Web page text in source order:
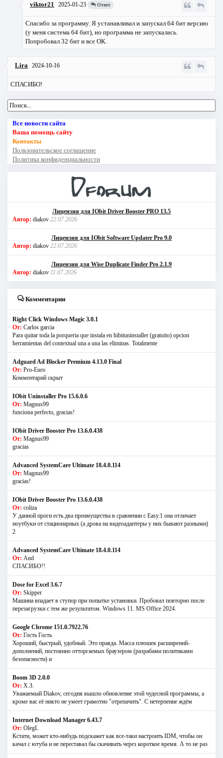
viktor21 2025-01-23 Ответ
Спасибо за программу. Я устанавливал и запускал 64 бит версию
(у меня система 64 бит), но программа не запускалась.
Попробовал 32 бит и все ОК.
Lira 2024-10-16
СПАСИБО!
Все новости сайта
Ваша помощь сайту
Контакты
Пользовательское соглашение
Политика конфиденциальности
Лицензия для IObit Driver Booster PRO 13.5
Автор: diakov 22.07.2026
Лицензия для IObit Software Updater Pro 9.0
Автор: diakov 22.07.2026
Лицензия для Wise Duplicate Finder Pro 2.1.9
Автор: diakov 11.07.2026
Комментарии
Right Click Windows Magic 3.0.1
От: Carlos garcia
Para quitar toda la porqueria que instala en hibituninstaller (gratuito) opcion
herramientas del contextual una a una las eliminas. Totalmente
Adguard Ad Blocker Premium 4.13.0 Final
От: Pro-Euro
Комментарий скрыт
IObit Uninstaller Pro 15.6.0.6
От: Magnus99
funciona perfecto, gracias!
IObit Driver Booster Pro 13.6.0.438
От: Magnus99
gracias
Advanced SystemCare Ultimate 18.4.0.114
От: Magnus99
gracias!
IObit Driver Booster Pro 13.6.0.438
От: coliza
У данной проги есть два преимущества в сравнении с Easy.1 она отличает
ноутбуки от стационарных (а дрова на видеоадаптеры у них бывают разными)
2
Advanced SystemCare Ultimate 18.4.0.114
От: And
СПАСИБО!!
Dose for Excel 3.6.7
От: Skipper
Машина впадает в ступор при попытке установки. Пробовал повторно после
перезагрузки с тем же результатом. Windows 11. MS Offiсe 2024.
Google Chrome 151.0.7922.76
От: Гость Гость
Хороший, быстрый, удобный. Это правда. Масса плюшек расширений-
дополнений, постоянно отторгаемых браузером (разрабами политиками
безопасности) и
Boom 3D 2.0.0
От: Х.З.
Уважаемый Diakov, сегодня вышло обновление этой чудесной программы, а
кроме вас её никто не умеет грамотно "отрепачить". С нетерпение ждём
Internet Download Manager 6.43.7
От: OlegL
Кстати, может кто-нибудь подскажет как все-таки настроить IDM, чтобы он
качал с ютуба и не переставал бы скачивать через короткое время. А то не раз